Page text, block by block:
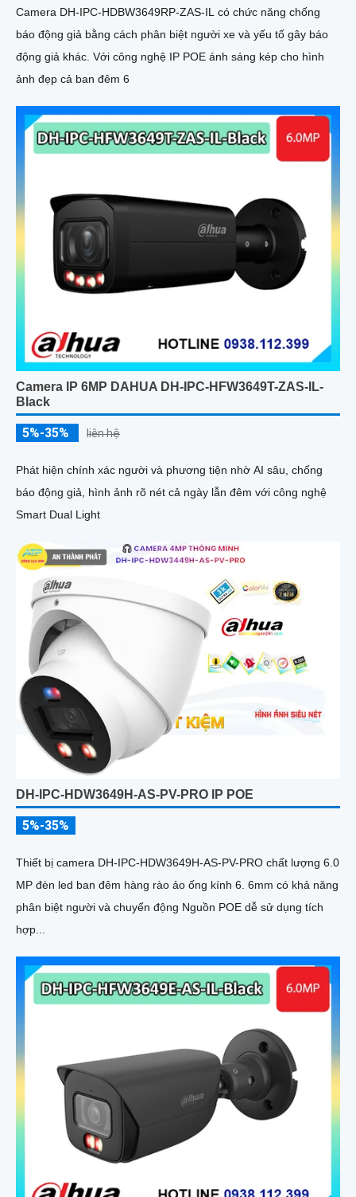
Camera DH-IPC-HDBW3649RP-ZAS-IL có chức năng chống
báo động giả bằng cách phân biệt người xe và yếu tố gây báo
động giả khác. Với công nghệ IP POE ánh sáng kép cho hình
ảnh đẹp cả ban đêm 6
Camera IP 6MP DAHUA DH-IPC-HFW3649T-ZAS-IL-
Black
5%-35% liên hệ
Phát hiện chính xác người và phương tiện nhờ AI sâu, chống
báo động giả, hình ảnh rõ nét cả ngày lẫn đêm với công nghệ
Smart Dual Light
DH-IPC-HDW3649H-AS-PV-PRO IP POE
5%-35%
Thiết bị camera DH-IPC-HDW3649H-AS-PV-PRO chất lượng 6.0
MP đèn led ban đêm hàng rào ảo ống kính 6. 6mm có khả năng
phân biệt người và chuyển động Nguồn POE dễ sử dụng tích
hợp...